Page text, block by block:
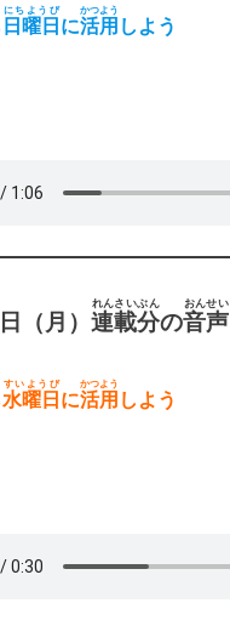
日曜日
にちようび
に活用
かつよう
しよう
（月）連載分
れんさいぶん
の音声
おんせい
水曜日
すいようび
に活用
かつよう
しよう